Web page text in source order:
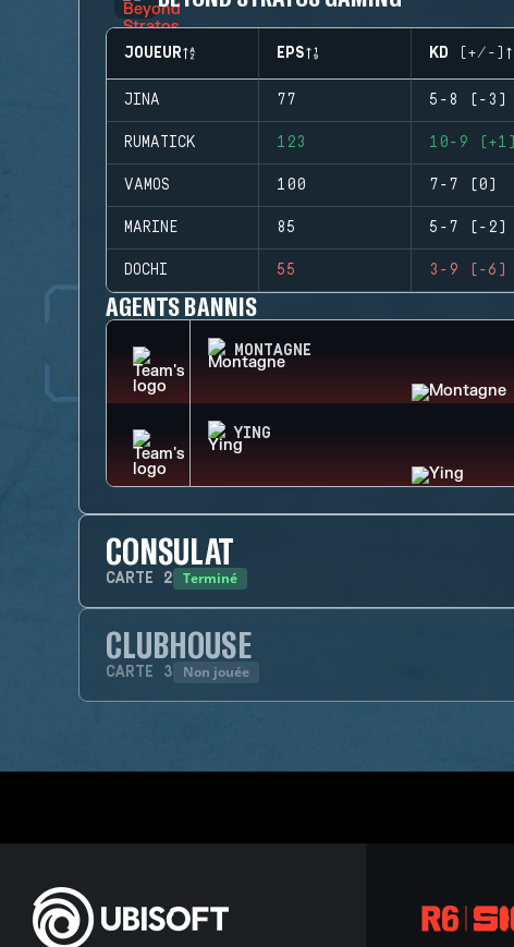
JOUEUR EPS KD (+/-)
JINA 77 5-8 (-3)
RUMATICK 123 10-9 (+1)
VAMOS 100 7-7 (0)
MARINE 85 5-7 (-2)
DOCHI 55 3-9 (-6)
AGENTS BANNIS
MONTAGNE
YING
CONSULAT
CARTE 2 Terminé
CLUBHOUSE
CARTE 3 Non jouée